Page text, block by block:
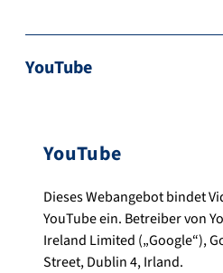
YouTube
YouTube
Dieses Webangebot bindet
YouTube ein. Betreiber von
Ireland Limited („Google“),
Street, Dublin 4, Irland.